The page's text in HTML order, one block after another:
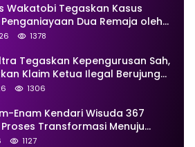
Wakatobi Tegaskan Kasus
Dua Remaja oleh
Ditangani Secara
1378
Tegaskan Kepengurusan Sah,
Klaim Ketua Ilegal Berujung
1306
Enam Kendari Wisuda 367
Proses Transformasi Menuju
Resmi Diterima
1127